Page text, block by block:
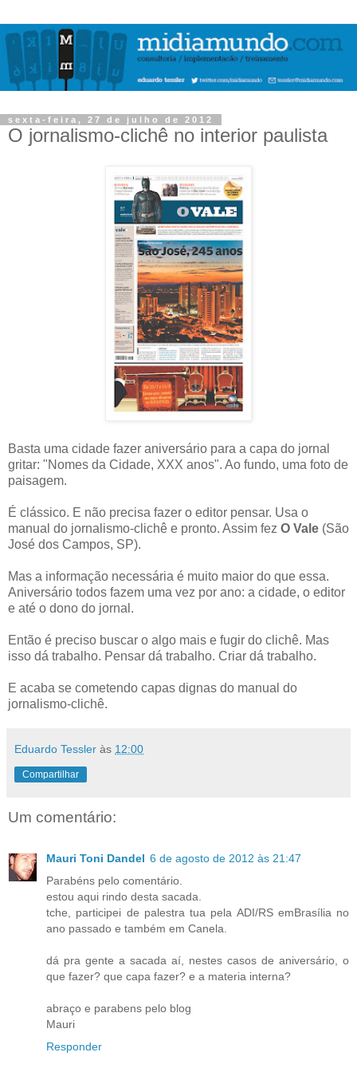
sexta-feira, 27 de julho de 2012
O jornalismo-clichê no interior paulista
Basta uma cidade fazer aniversário para a capa do jornal
gritar: "Nomes da Cidade, XXX anos". Ao fundo, uma foto de
paisagem.
É clássico. E não precisa fazer o editor pensar. Usa o
manual do jornalismo-clichê e pronto. Assim fez O Vale (São
José dos Campos, SP).
Mas a informação necessária é muito maior do que essa.
Aniversário todos fazem uma vez por ano: a cidade, o editor
e até o dono do jornal.
Então é preciso buscar o algo mais e fugir do clichê. Mas
isso dá trabalho. Pensar dá trabalho. Criar dá trabalho.
E acaba se cometendo capas dignas do manual do
jornalismo-clichê.
Eduardo Tessler às 12:00
Compartilhar
Um comentário:
Mauri Toni Dandel 6 de agosto de 2012 às 21:47
Parabéns pelo comentário.
estou aqui rindo desta sacada.
tche, participei de palestra tua pela ADI/RS emBrasília no
ano passado e também em Canela.
dá pra gente a sacada aí, nestes casos de aniversário, o
que fazer? que capa fazer? e a materia interna?
abraço e parabens pelo blog
Mauri
Responder